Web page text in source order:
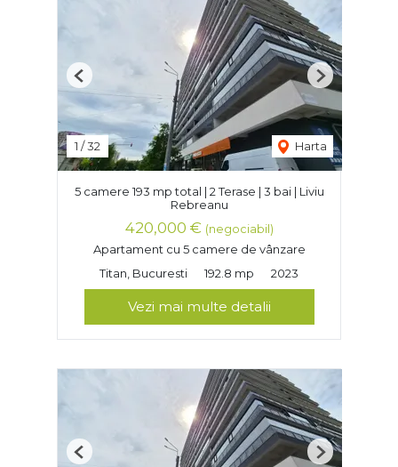
1 /32 Harta
Previous Next
5 camere 193 mp total | 2 Terase | 3 bai | Liviu
Rebreanu
420,000 € (negociabil)
Apartament cu 5 camere de vânzare
Titan, Bucuresti
192.8 mp 2023
Vezi mai multe detalii
Previous Next